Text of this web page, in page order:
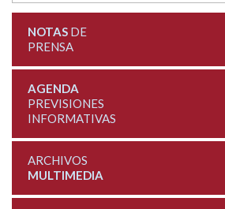
NOTASDE
PRENSA
AGENDA
PREVISIONES
INFORMATIVAS
ARCHIVOS
MULTIMEDIA